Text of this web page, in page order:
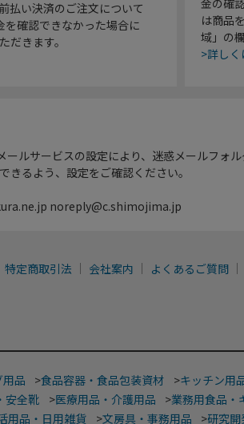
払い決済のご注文について
確認できなかった場合に
だきます。
金の確
は商品
域」の
>詳し
ールサービスの設定により、迷惑メールフォ
るよう、設定をご確認ください。
noreply@c.shimojima.jp
特定商取引法 会社案内 よくあるご質問
品 >食品容器・食品包装資材 >キッチン用
安全靴 >医療用品・介護用品 >業務用食品・
用品・日用雑貨 >文房具・事務用品 >研究開